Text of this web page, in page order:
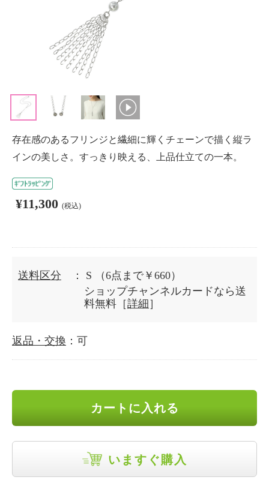
存在感のあるフリンジと繊細に輝くチェーンで描く縦ラ
インの美しさ。すっきり映える、上品仕立ての一本。
¥11,300 (税込)
送料区分 ： S
（6点まで￥660）
ショップチャンネルカードなら送
料無料［詳細 ］
返品・交換 ：可
カートに入れる
いますぐ購入